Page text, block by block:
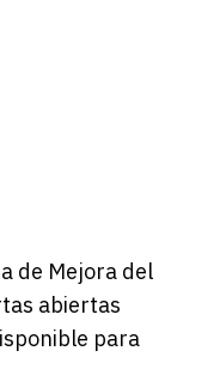
de Mejora del
abiertas
para